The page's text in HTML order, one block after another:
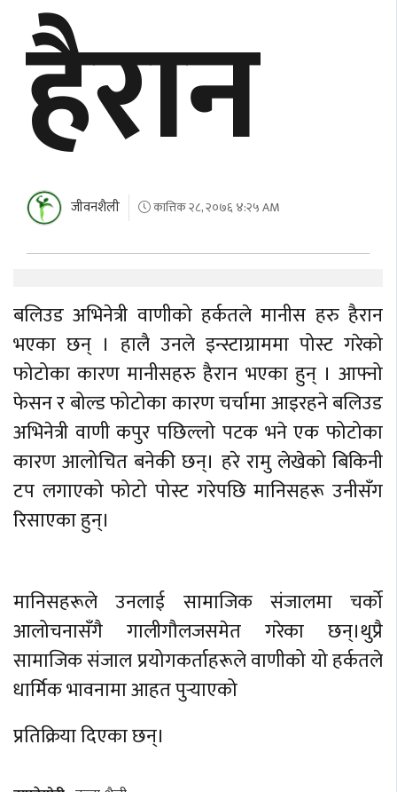
हैरान
जीवनशैली कात्तिक २८, २०७६ ४:२५ AM
बलिउड अभिनेत्री वाणीको हर्कतले मानीस हरु हैरान
भएका छन् । हालै उनले इन्स्टाग्राममा पोस्ट गरेको
फोटोका कारण मानीसहरु हैरान भएका हुन् । आफ्नो
फेसन र बोल्ड फोटोका कारण चर्चामा आइरहने बलिउड
अभिनेत्री वाणी कपुर पछिल्लो पटक भने एक फोटोका
कारण आलोचित बनेकी छन्। हरे रामु लेखेको बिकिनी
टप लगाएको फोटो पोस्ट गरेपछि मानिसहरू उनीसँग
रिसाएका हुन्।
मानिसहरूले उनलाई सामाजिक संजालमा चर्को
आलोचनासँगै गालीगौलजसमेत गरेका छन्।थुप्रै
सामाजिक संजाल प्रयोगकर्ताहरूले वाणीको यो हर्कतले
धार्मिक भावनामा आहत पुर्‍याएको
प्रतिक्रिया दिएका छन्।